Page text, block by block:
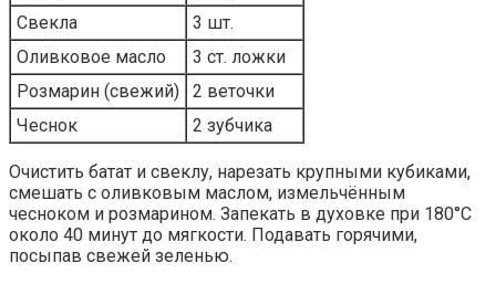
Свекла
3 шт.
Оливковое масло
3 ст. ложки
Розмарин (свежий)
2 веточки
Чеснок
2 зубчика
Очистить батат и свеклу, нарезать крупными кубиками,
смешать с оливковым маслом, измельчённым
чесноком и розмарином. Запекать в духовке при 180°C
около 40 минут до мягкости. Подавать горячими,
посыпав свежей зеленью.